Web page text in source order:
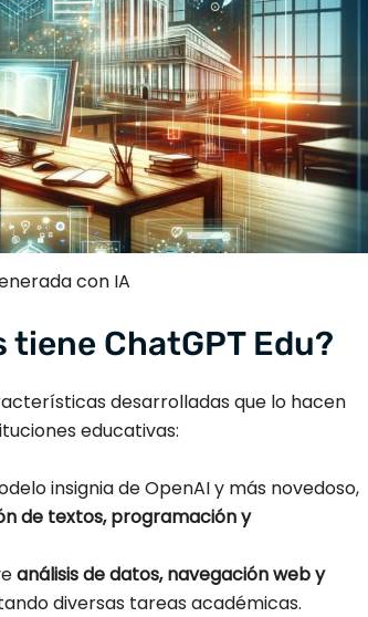
con IA
ChatGPT Edu?
desarrolladas que lo hacen
educativas:
insignia de OpenAI y más novedoso,
de textos, programación y
análisis de datos, navegación web y
diversas tareas académicas.